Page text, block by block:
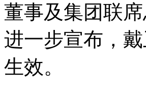
董事及集团联
进一步宣布，
生效。